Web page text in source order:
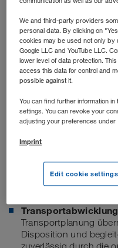
Deine Aufgaben
Transportplanung
Disposition und
We and third-party providers
personal data. By clicking on
cookies may be used not only
Google LLC and YouTube LLC.
lower level of data protection.
access this data for control and
possible against it.
You can find further information in
settings. You can revoke your
adjusting your preferences
Imprint
Edit cookie settings